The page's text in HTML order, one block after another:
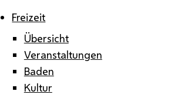
Freizeit
Übersicht
Veranstaltungen
Baden
Kultur